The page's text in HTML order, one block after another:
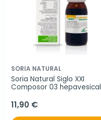
SORIA NATURAL
Soria Natural Siglo XXI
Composor 03 hepavesical
11,90 €